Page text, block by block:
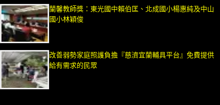
蘭馨教師獎：東光國中賴伯匡、北成國小楊惠純及中山
國小林穎俊
改善弱勢家庭照護負擔『慈濟宜蘭輔具平台』免費提供
給有需求的民眾